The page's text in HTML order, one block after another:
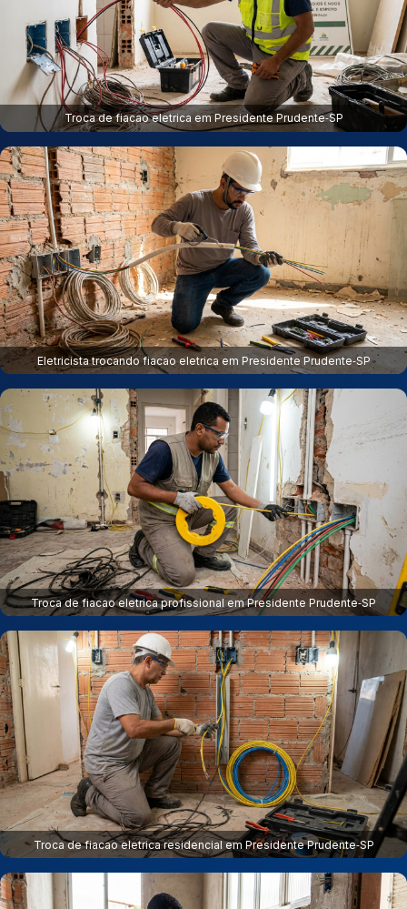
Troca de fiacao eletrica em Presidente Prudente‑SP
Eletricista trocando fiacao eletrica em Presidente Prudente‑SP
Troca de fiacao eletrica profissional em Presidente Prudente‑SP
Troca de fiacao eletrica residencial em Presidente Prudente‑SP